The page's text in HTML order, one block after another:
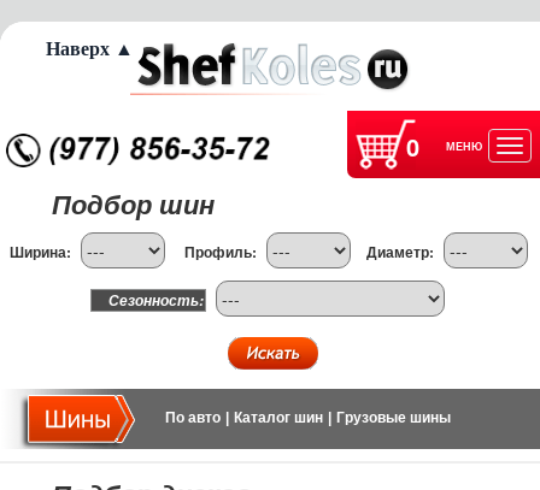
0 МЕНЮ
Подбор шин
Ширина: Профиль: Диаметр:
Сезонность:
По авто Каталог шин Грузовые шины
Наверх ▲